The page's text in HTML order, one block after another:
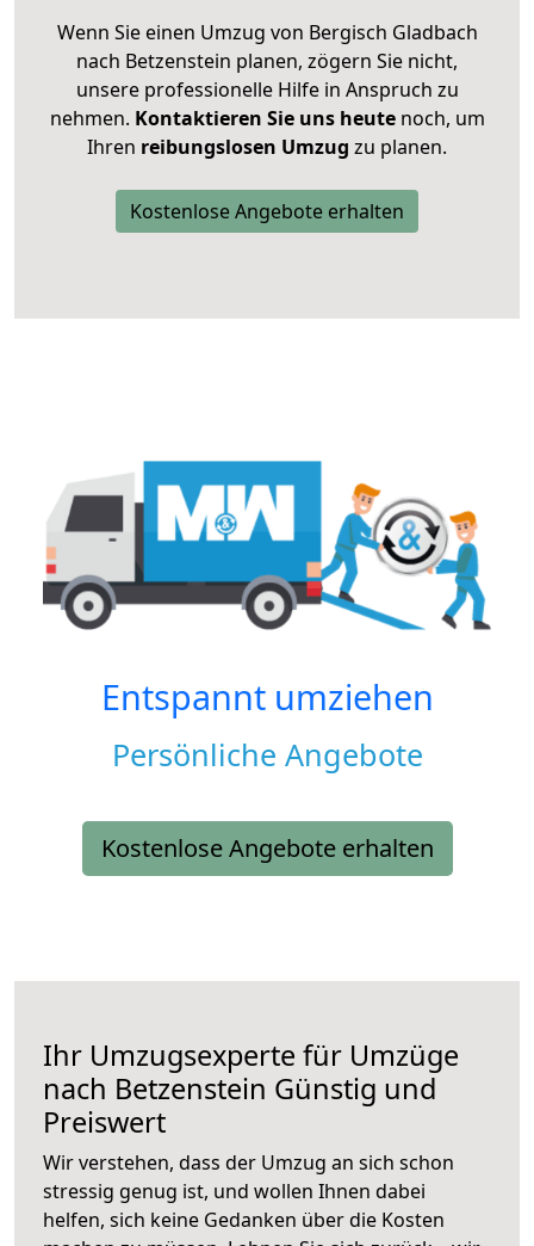
Wenn Sie einen Umzug von Bergisch Gladbach
nach Betzenstein planen, zögern Sie nicht,
unsere professionelle Hilfe in Anspruch zu
nehmen. Kontaktieren Sie uns heutenoch, um
Ihren reibungslosen Umzug zu planen.
Kostenlose Angebote erhalten
Entspannt umziehen
Persönliche Angebote
Kostenlose Angebote erhalten
Ihr Umzugsexperte für Umzüge
nach Betzenstein Günstig und
Preiswert
Wir verstehen, dass der Umzug an sich schon
stressig genug ist, und wollen Ihnen dabei
helfen, sich keine Gedanken über die Kosten